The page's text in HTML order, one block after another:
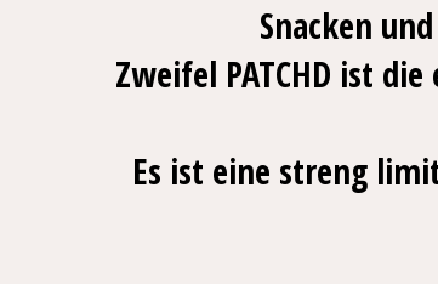
Snacken
Zweifel PATCHD ist
Es ist eine streng